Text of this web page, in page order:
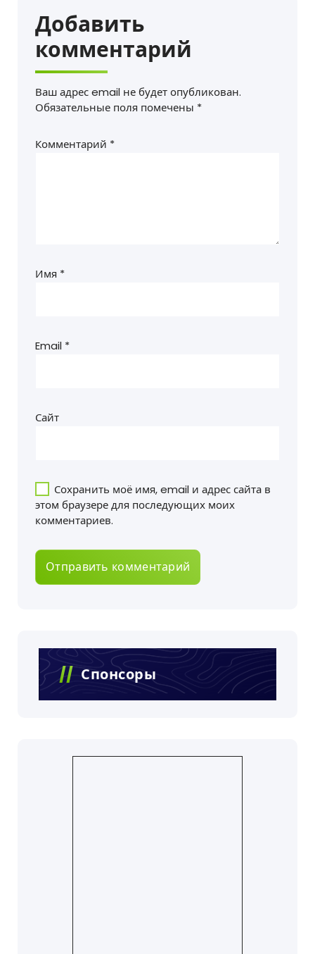
Добавить
комментарий
Ваш адрес email не будет опубликован.
Обязательные поля помечены *
Комментарий *
Имя *
Email *
Сайт
Сохранить моё имя, email и адрес сайта в
этом браузере для последующих моих
комментариев.
Спонсоры